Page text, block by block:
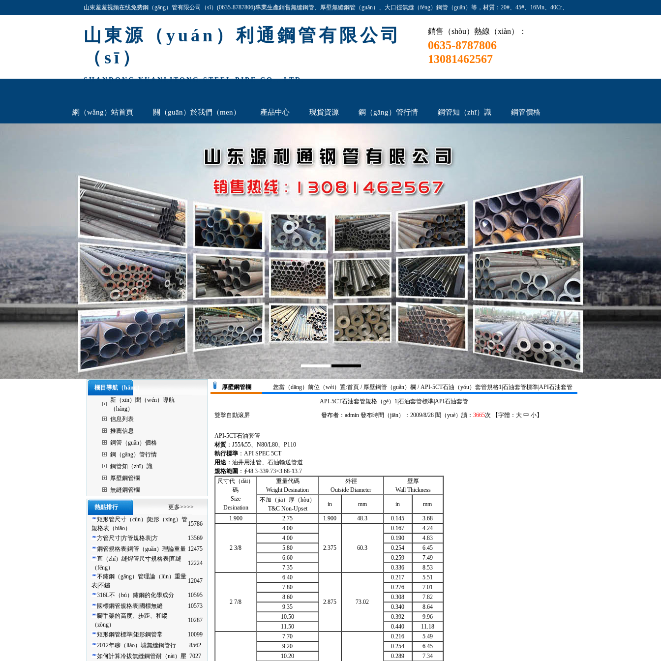
山東羞羞视频在线免费鋼（gāng）管有限公司（sī）(0635-8787806)專業生產銷售無縫鋼管、厚壁無縫鋼管（guǎn）、大口徑無縫（féng）鋼管（guǎn）等，材質：20#、45#、16Mn、40Cr、
山東源（yuán）利通鋼管有限公司
（sī）
SHANDONG YUANLITONG STEEL PIPE CO., LTD.
銷售（shòu）熱線（xiàn）：
0635-8787806
13081462567
網（wǎng）站首頁 關（guān）於我們（men） 產品中心 現貨資源 鋼（gāng）管行情 鋼管知（zhī）識 鋼管價格
欄目導航（háng）
新（xīn）聞（wén）導航
（háng）
信息列表
推薦信息
鋼管（guǎn）價格
鋼（gāng）管行情
鋼管知（zhī）識
厚壁鋼管欄
無縫鋼管欄
熱點排行
更多>>>>
矩形管尺寸（cùn）|矩形（xíng）管
規格表（biǎo）
15786
方管尺寸|方管規格表|方
13569
鋼管規格表|鋼管（guǎn）理論重量 12475
直（zhí）縫焊管尺寸規格表|直縫
（féng）
12224
不鏽鋼（gāng）管理論（lùn）重量
表|不鏽
12047
316L不（bú）鏽鋼的化學成分
10595
國標鋼管規格表|國標無縫
10573
腳手架的高度、步距、和縱
（zòng）
10287
矩形鋼管標準|矩形鋼管常
10099
2012年聊（liáo）城無縫鋼管行
8562
如何計算冷拔無縫鋼管耐（nài）壓 7027
厚壁鋼管欄 您當（dāng）前位（wèi）置:首頁 / 厚壁鋼管（guǎn）欄 / API-5CT石油（yóu）套管規格1|石油套管標準|API石油套管
API-5CT石油套管規格（gé）1|石油套管標準|API石油套管
雙擊自動滾屏
發布者：admin 發布時間（jiān）：2009/8/28 閱（yuè）讀： 3665次 【字體： 大 中 小】
API-5CT石油套管
材質：J55/k55、N80/L80、P110
執行標準：API SPEC 5CT
用途：油井用油管、石油輸送管道
規格範圍 ：∮48.3-339.73×3.68-13.7
尺寸代（dài）
碼
Size
Desination
重量代碼
Weight Desination
外徑
Outside Diameter
壁厚
Wall Thickness
不加（jiā）厚（hòu）
T&C Non-Upset
in mm in mm
1.900 2.75 1.900 48.3 0.145 3.68
2 3/8
4.00
2.375 60.3
0.167
4.24
4.00
0.190
4.83
5.80
0.254
6.45
6.60
0.259
7.49
7.35
0.336 8.53
2 7/8
6.40
2.875 73.02
0.217
5.51
7.80
0.276
7.01
8.60
0.308
7.82
9.35
0.340
8.64
10.50
0.392
9.96
11.50
0.440
11.18
7.70
0.216
5.49
9.20
0.254
6.45
10.20
0.289 7.34